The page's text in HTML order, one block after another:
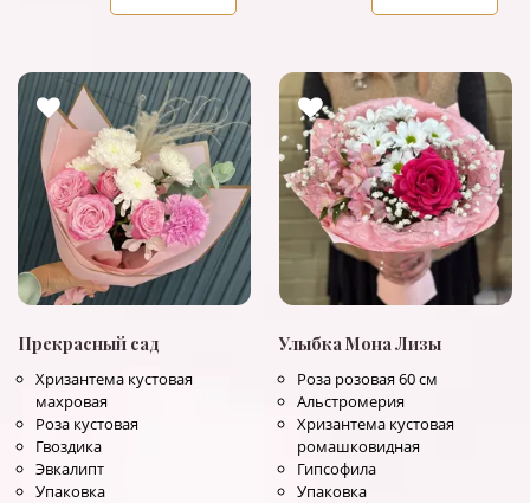
Прекрасный сад
Хризантема кустовая
махровая
Роза кустовая
Гвоздика
Эвкалипт
Упаковка
Улыбка Мона Лизы
Роза розовая 60 см
Альстромерия
Хризантема кустовая
ромашковидная
Гипсофила
Упаковка